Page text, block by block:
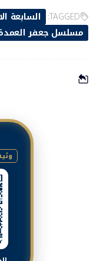
TAGGED: السابعة
مسلسل جعفر